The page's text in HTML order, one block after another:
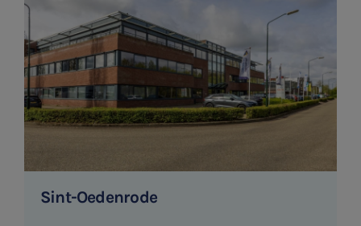
Agro
Vacatures
Sint-Oedenrode